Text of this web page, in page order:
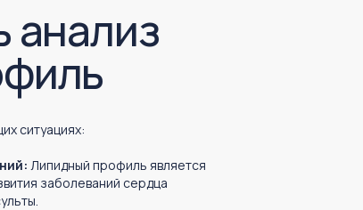
анализ
ситуациях:
Липидный профиль является
заболеваний сердца